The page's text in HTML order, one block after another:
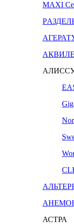
MAXI
АСТРА